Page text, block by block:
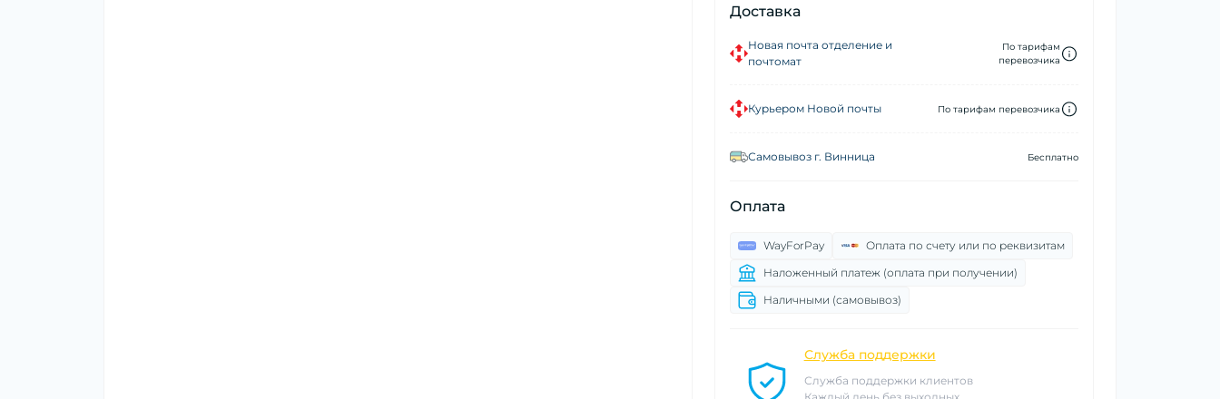
Доставка
Новая почта отделение и
почтомат
По тарифам
перевозчика
Курьером Новой почты По тарифам перевозчика
Самовывоз г. Винница Бесплатно
Оплата
WayForPay
Оплата по счету или по реквизитам
Наложенный платеж (оплата при получении)
Наличными (самовывоз)
Служба поддержки
Служба поддержки клиентов